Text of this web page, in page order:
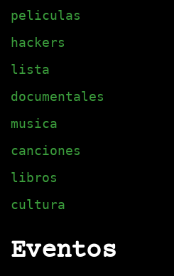
peliculas
hackers
lista
documentales
musica
canciones
libros
cultura
Eventos